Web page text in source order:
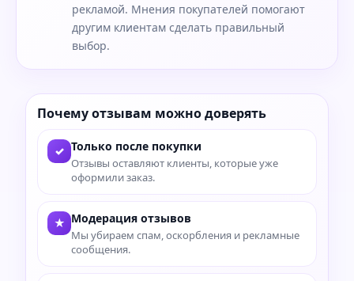
рекламой. Мнения покупателей помогают
другим клиентам сделать правильный
выбор.
Почему отзывам можно доверять
✓ Только после покупки
Отзывы оставляют клиенты, которые уже
оформили заказ.
★ Модерация отзывов
Мы убираем спам, оскорбления и рекламные
сообщения.